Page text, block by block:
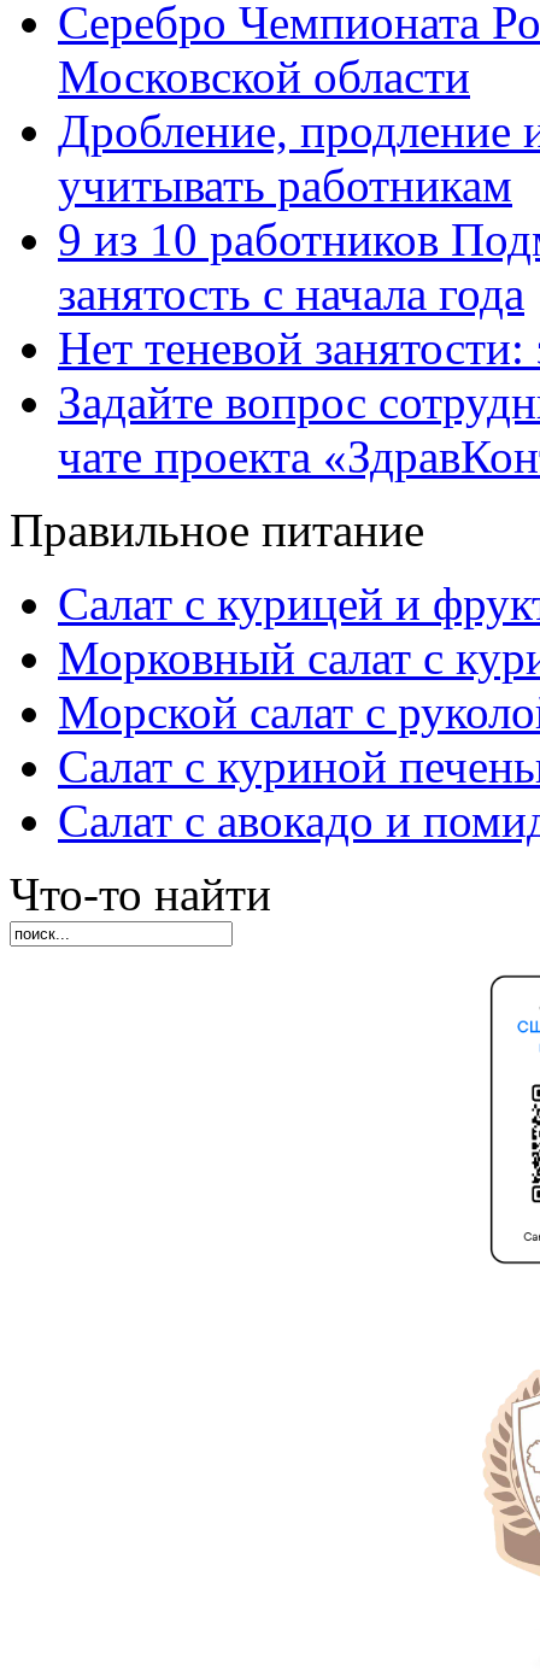
Серебро Чемпионата
Московской области
Дробление, продление
учитывать работникам
9 из 10 работников
занятость с начала года
Нет теневой
Задайте вопрос
чате проекта
Правильное питание
Салат с курицей и
Морковный салат с
Морской салат с
Салат с куриной
Салат с авокадо и
Что-то найти